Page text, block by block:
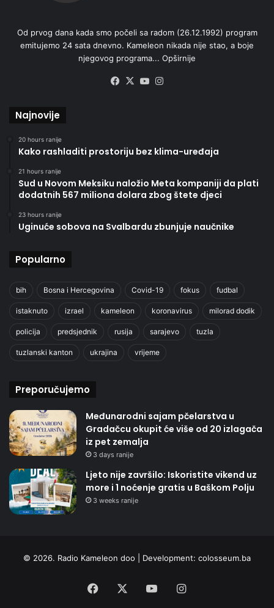
Od prvog dana kada smo počeli sa radom (26.12.1992) program
emitujemo 24 sata dnevno. Kameleon nikada nije stao, a boje
njegovog programa... Opširnije
Facebook
X YouTube
Najnovije
20 hours ranije
Kako rashladiti prostoriju bez klima-uređaja
21 hours ranije
Sud u Novom Meksiku naložio Meta kompaniji da plati
dodatnih 567 miliona dolara zbog štete djeci
23 hours ranije
Uginuće sobova na Svalbardu zbunjuje naučnike
Popularno
bih Bosna i Hercegovina Covid-19 fokus fudbal
istaknuto izrael kameleon koronavirus milorad dodik
policija predsjednik rusija sarajevo tuzla
tuzlanski kanton ukrajina vrijeme
Preporučujemo
Međunarodni sajam pčelarstva u
Gradačcu okupit će više od 20 izlagača
iz pet zemalja
3 days ranije
Ljeto nije završilo: Iskoristite vikend uz
more i 1 noćenje gratis u Baškom Polju
3 weeks ranije
© 2026. Radio Kameleon doo | Development: colosseum.ba
Facebook YouTubeInstagram